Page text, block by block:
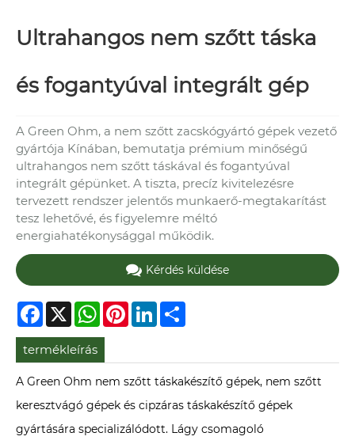
Ultrahangos nem szőtt táska
és fogantyúval integrált gép
A Green Ohm, a nem szőtt zacskógyártó gépek vezető
gyártója Kínában, bemutatja prémium minőségű
ultrahangos nem szőtt táskával és fogantyúval
integrált gépünket. A tiszta, precíz kivitelezésre
tervezett rendszer jelentős munkaerő-megtakarítást
tesz lehetővé, és figyelemre méltó
energiahatékonysággal működik.
Kérdés küldése
Facebook
X WhatsApp
PinterestLinkedIn
termékleírás
A Green Ohm nem szőtt táskakészítő gépek, nem szőtt
keresztvágó gépek és cipzáras táskakészítő gépek
gyártására specializálódott. Lágy csomagoló